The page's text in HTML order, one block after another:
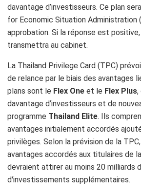
davantage d’investisseurs. Ce plan
for Economic Situation Administration
approbation. Si la réponse est
transmettra au cabinet.
La Thailand Privilege Card (TPC)
de relance par le biais des avantages
plans sont le Flex One et le Flex Plus,
davantage d’investisseurs et de
programme Thailand Elite. Ils
avantages initialement accordés
privilèges. Selon la prévision de la
avantages accordés aux titulaires de
devraient attirer au moins 20 milliards
d'investissements supplémentaires.